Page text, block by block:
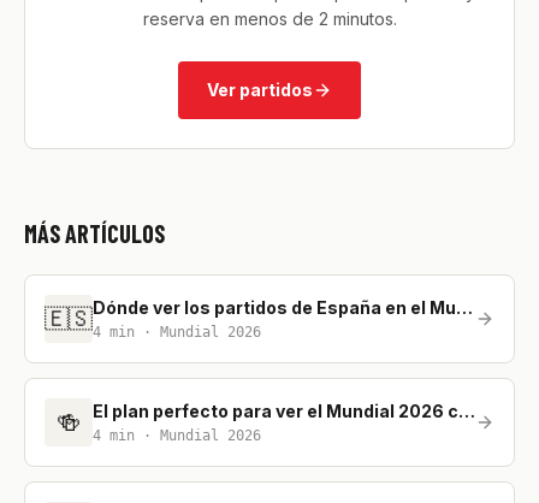
reserva en menos de 2 minutos.
Ver partidos
MÁS ARTÍCULOS
🇪🇸 Dónde ver los partidos de España en el Mundial 2026
4 min · Mundial 2026
🍻 El plan perfecto para ver el Mundial 2026 con amigos
4 min · Mundial 2026